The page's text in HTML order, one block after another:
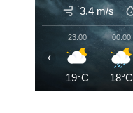
3.4 m/s
23:00
19°C
00:00
18°C
‹